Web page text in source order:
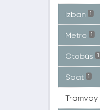
Izban 1
Metro 1
Otobüs 1
Saat 1
Tramvay